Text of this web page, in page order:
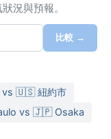
況與預報。
比較 →
🇺🇸 紐約市
vs 🇯🇵 Osaka